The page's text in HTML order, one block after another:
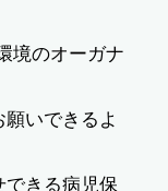
境のオーガナ
願いできるよ
できる病児保